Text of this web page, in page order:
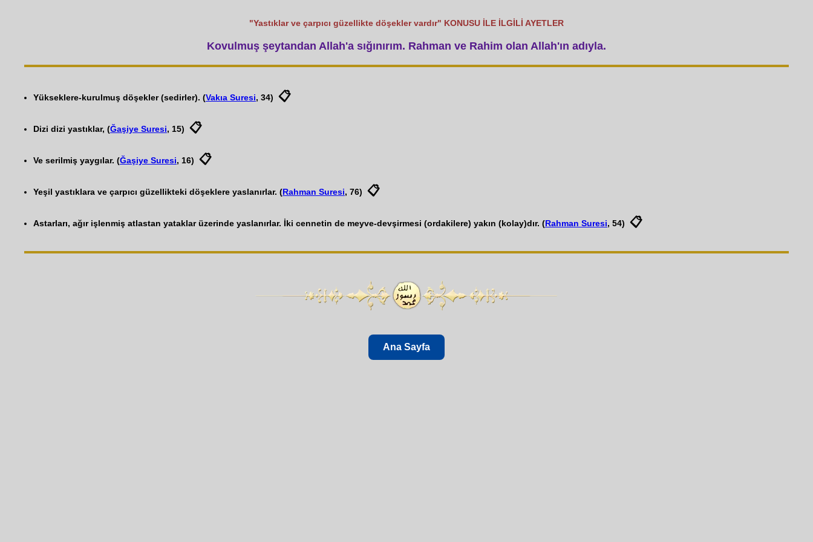
"Yastıklar ve çarpıcı güzellikte döşekler vardır" KONUSU İLE İLGİLİ AYETLER
Kovulmuş şeytandan Allah'a sığınırım. Rahman ve Rahim olan Allah'ın adıyla.
Yükseklere-kurulmuş döşekler (sedirler). (Vakıa Suresi, 34) 📋
Dizi dizi yastıklar, (Ğaşiye Suresi, 15) 📋
Ve serilmiş yaygılar. (Ğaşiye Suresi, 16) 📋
Yeşil yastıklara ve çarpıcı güzellikteki döşeklere yaslanırlar. (Rahman Suresi, 76) 📋
Astarları, ağır işlenmiş atlastan yataklar üzerinde yaslanırlar. İki cennetin de meyve-devşirmesi (ordakilere) yakın (kolay)dır. (Rahman Suresi, 54) 📋
Ana Sayfa